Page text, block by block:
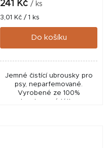
241 Kč / ks
Měrná
3,01 Kč / 1 ks
Do košíku
Jemné čistící ubrousky pro
psy, neparfemované.
Vyrobené ze 100%
bambusové látky.